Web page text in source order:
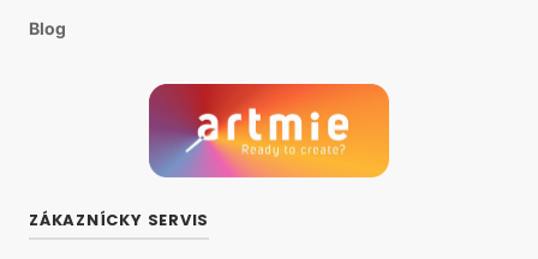
Blog
ZÁKAZNÍCKY SERVIS